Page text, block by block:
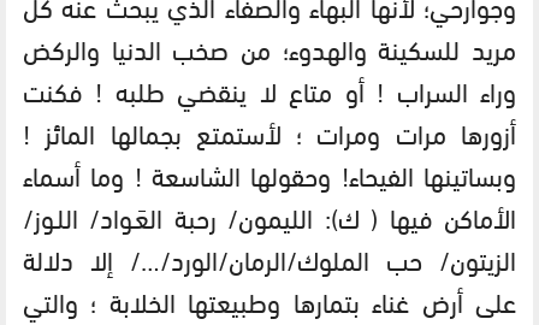
مريد للسكينة والهدوء؛ من صخب الدنيا والركض
وراء السراب ! أو متاع لا ينقضي طلبه ! فكنت
أزورها مرات ومرات ؛ لأستمتع بجمالها المائز !
وبساتينها الفيحاء! وحقولها الشاسعة ! وما أسماء
الأماكن فيها ( ك): الليمون/ رحبة العَـواد/ اللـوز/
الزيتون/ حب الملوك/الرمان/الورد/…/ إلا دلالة
على أرض غناء بتمارها وطبيعتها الخلابة ؛ والتي